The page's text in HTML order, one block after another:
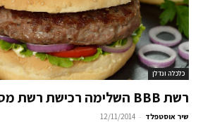
כלכלה ונדלן
רשת BBB השלימה רכישת רשת מסעדות "בורגרים"
שיר אוסטפלד -
12/11/2014